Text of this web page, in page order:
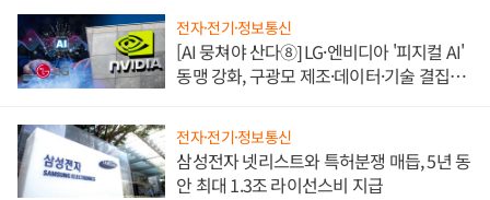
전자·전기·정보통신
[AI 뭉쳐야 산다⑧] LG·엔비디아 '피지컬 AI'
동맹 강화, 구광모 제조·데이터·기술 결집
전자·전기·정보통신
삼성전자 넷리스트와 특허분쟁 매듭, 5년 동
안 최대 1.3조 라이선스비 지급